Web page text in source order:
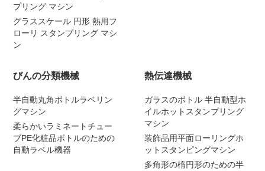
プリング マシン
グラススケール 円形 熱用フ
ローリ スタンプリング マシ
ン
びんの分類機械
半自動丸角ボトルラベリン
グマシン
柔らかいラミネートチュー
ブPE化粧品ボトルのための
自動ラベル機器
熱伝達機械
ガラスのボトル 半自動型ホ
イルホットスタンプリング
マシン
装飾品用平面ローリングホ
ットスタンピングマシン
多角形の楕円形のための半